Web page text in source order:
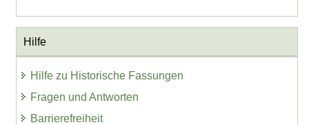
Hilfe
Hilfe zu Historische Fassungen
Fragen und Antworten
Barrierefreiheit